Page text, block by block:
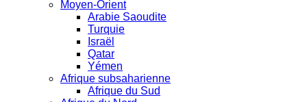
Moyen-Orient
Arabie Saoudite
Turquie
Israël
Qatar
Yémen
Afrique subsaharienne
Afrique du Sud